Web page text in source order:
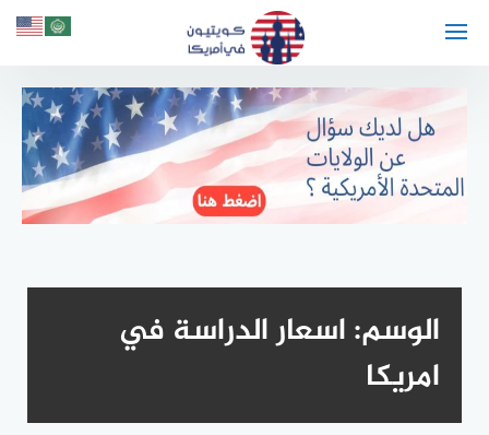
الوسم:اسعار الدراسة في
امريكا